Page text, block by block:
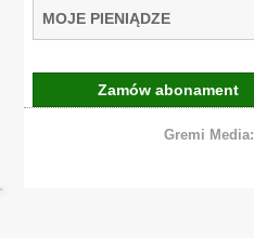
MOJE PIENIĄDZE
Zamów abonament
Gremi Media: